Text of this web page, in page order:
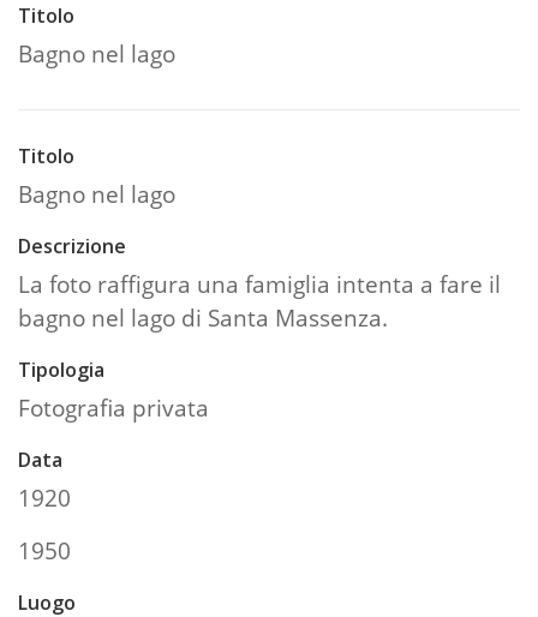
Titolo
Bagno nel lago
Titolo
Bagno nel lago
Descrizione
La foto raffigura una famiglia intenta a fare il
bagno nel lago di Santa Massenza.
Tipologia
Fotografia privata
Data
1920
1950
Luogo